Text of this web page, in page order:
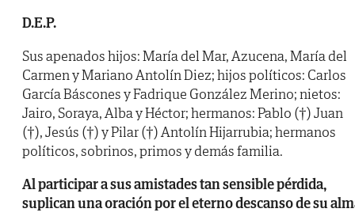
D.E.P.
Sus apenados hijos: María del Mar, Azucena, María del
Carmen y Mariano Antolín Diez; hijos políticos: Carlos
García Báscones y Fadrique González Merino; nietos:
Jairo, Soraya, Alba y Héctor; hermanos: Pablo (†) Juan
(†), Jesús (†) y Pilar (†) Antolín Hijarrubia; hermanos
políticos, sobrinos, primos y demás familia.
Al participar a sus amistades tan sensible pérdida,
suplican una oración por el eterno descanso de su